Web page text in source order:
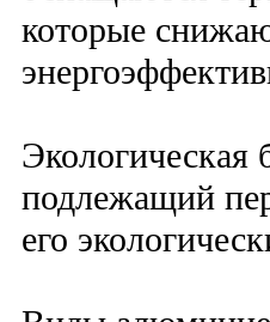
которые
Экологическая
подлежащий
его